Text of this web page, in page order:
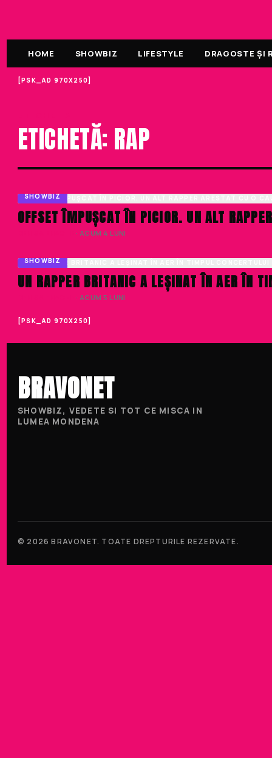
HOME SHOWBIZ LIFESTYLE DRAGOSTE ȘI
[PSK_AD 970X250]
ETICHETĂ: RAP
SHOWBIZ
OFFSET ÎMPUȘCAT ÎN PICIOR. UN ALT
· ACUM 4 LUNI
SHOWBIZ
UN RAPPER BRITANIC A LEȘINAT ÎN AER ÎN
· ACUM 5 LUNI
[PSK_AD 970X250]
BRAVONET
SHOWBIZ, VEDETE SI TOT CE MISCA IN
LUMEA MONDENA
© 2026 BRAVONET. TOATE DREPTURILE REZERVATE.